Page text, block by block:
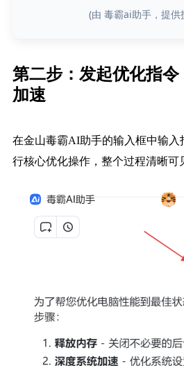
(由 毒霸ai助手，提供
第二步：发起优化指
加速
在金山毒霸AI助手的输入框中输入
行核心优化操作，整个过程清晰可